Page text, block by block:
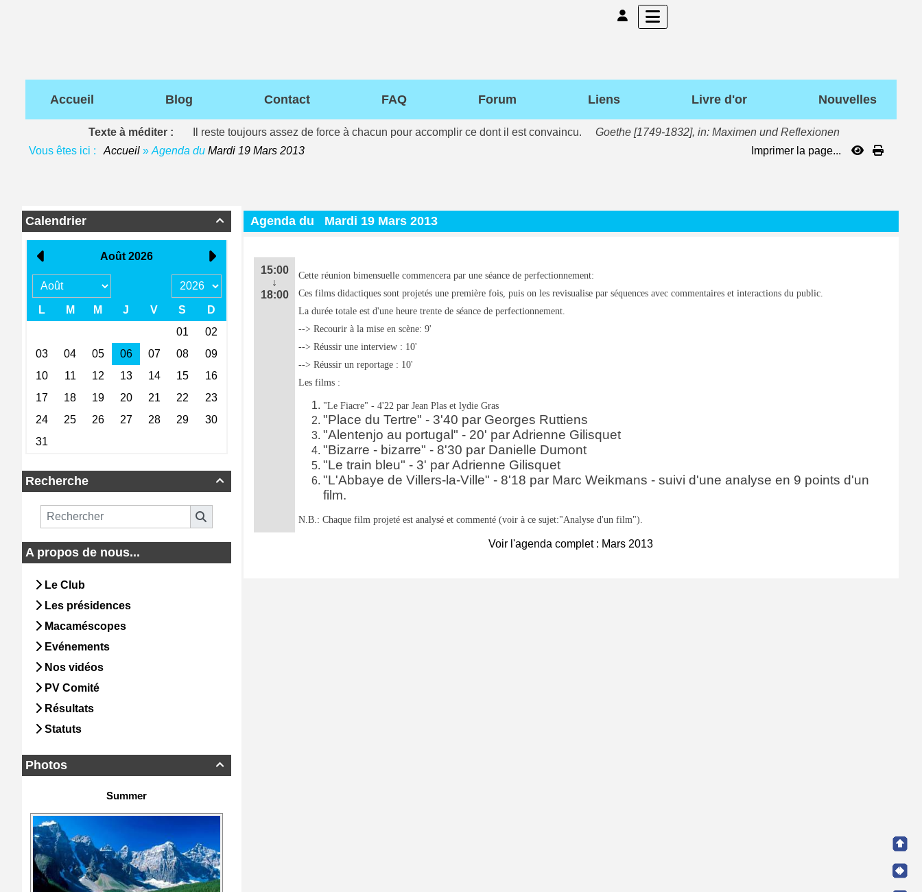
Accueil Blog Contact FAQ Forum Liens Livre d'or Nouvelles
Texte à méditer : Il reste toujours assez de force à chacun pour accomplir ce dont il est convaincu.
Goethe [1749-1832], in: Maximen und Reflexionen
Vous êtes ici :
Accueil » Agenda du Mardi 19 Mars 2013 Imprimer la page...

Calendrier

Recherche
A propos de nous...
Le Club
Les présidences
Macaméscopes
Evénements
Nos vidéos
PV Comité
Résultats
Statuts

Photos
Summer
Agenda du Mardi 19 Mars 2013
15:00
↓
18:00
Cette réunion bimensuelle commencera par une séance de perfectionnement:
Ces films didactiques sont projetés une première fois, puis on les revisualise par séquences avec commentaires et interactions du public.
La durée totale est d'une heure trente de séance de perfectionnement.
--> Recourir à la mise en scène: 9'
--> Réussir une interview : 10'
--> Réussir un reportage : 10'
Les films :
"Le Fiacre" - 4'22 par Jean Plas et lydie Gras
"Place du Tertre" - 3'40 par Georges Ruttiens
"Alentenjo au portugal" - 20' par Adrienne Gilisquet
"Bizarre - bizarre" - 8'30 par Danielle Dumont
"Le train bleu" - 3' par Adrienne Gilisquet
"L'Abbaye de Villers-la-Ville" - 8'18 par Marc Weikmans - suivi d'une analyse en 9 points d'un
film.
N.B.: Chaque film projeté est analysé et commenté (voir à ce sujet:"Analyse d'un film").
Voir l'agenda complet : Mars 2013